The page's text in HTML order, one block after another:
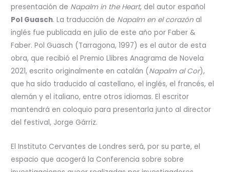
presentación de Napalm in the Heart, del autor español
Pol Guasch. La traducción de Napalm en el corazón al
inglés fue publicada en julio de este año por Faber &
Faber. Pol Guasch (Tarragona, 1997) es el autor de esta
obra, que recibió el Premio Llibres Anagrama de Novela
2021, escrito originalmente en catalán (Napalm al Cor),
que ha sido traducido al castellano, el inglés, el francés, el
alemán y el italiano, entre otros idiomas. El escritor
mantendrá en coloquio para presentarla junto al director
del festival, Jorge Gárriz.
El Instituto Cervantes de Londres será, por su parte, el
espacio que acogerá la Conferencia sobre sobre